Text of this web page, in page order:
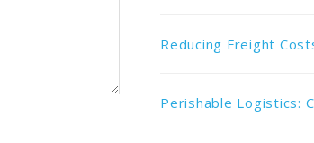
Reducing Freight
Perishable Logistics: